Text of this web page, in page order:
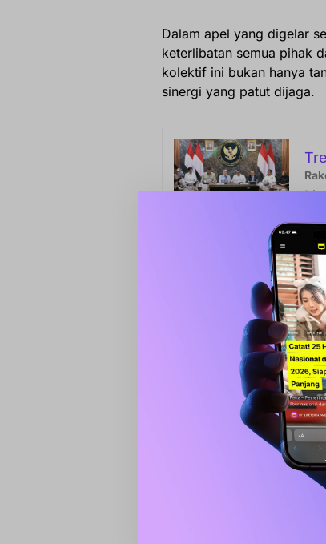
Dalam apel yang digelar
keterlibatan semua pihak
kolektif ini bukan hanya
sinergi yang patut dijaga.
“Bulan suci Ramadhan
sebagai bentuk rasa
Ia juga mengajak seluruh
momentum sesaat, tetapi
“Mari kita jadikan pekan
tidak hanya menyambut
Gerakan ini merupakan
yang meminta agar
penghormatan dan